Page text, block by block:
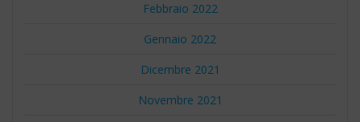
Febbraio 2022
Gennaio 2022
Dicembre 2021
Novembre 2021